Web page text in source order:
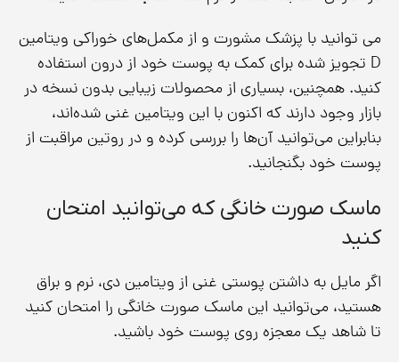
می توانید با پزشک مشورت و از مکمل‌های خوراکی ویتامین
D تجویز شده برای کمک به پوست خود از درون استفاده
کنید. همچنین، بسیاری از محصولات زیبایی بدون نسخه در
بازار وجود دارند که اکنون با این ویتامین غنی شده‌اند،
بنابراین می‌توانید آن‌ها را بررسی کرده و در روتین مراقبت از
پوست خود بگنجانید.
ماسک صورت خانگی که می‌توانید امتحان
کنید
اگر مایل به داشتن پوستی غنی از ویتامین دی، نرم و براق
هستید، می‌توانید این ماسک‌ صورت خانگی را امتحان کنید
تا شاهد یک معجزه روی پوست خود باشید.